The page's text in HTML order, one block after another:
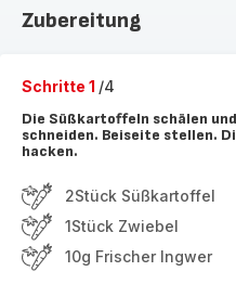
Zubereitung
Schritte 1 /4
Die Süßkartoffeln schälen
schneiden. Beiseite stellen.
hacken.
2Stück Süßkartoffel
1Stück Zwiebel
10g Frischer Ingwer